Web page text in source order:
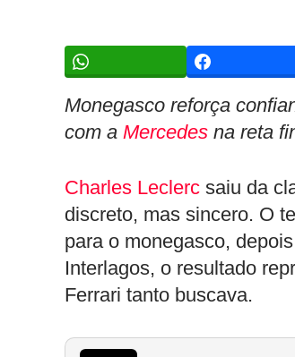
Monegasco reforça
com a Mercedes na reta
Charles Leclerc saiu da
discreto, mas sincero. O
para o monegasco,
Interlagos, o resultado
Ferrari tanto buscava.